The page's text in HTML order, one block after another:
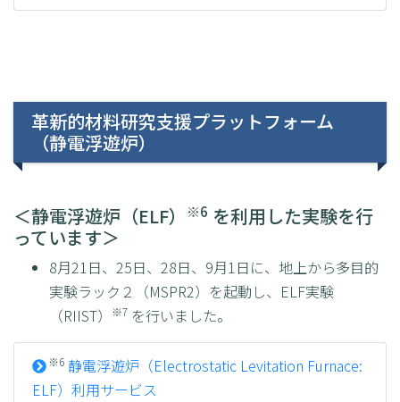
革新的材料研究支援プラットフォーム
（静電浮遊炉）
＜静電浮遊炉（ELF） ※6 を利用した実験を行
っています＞
8月21日、25日、28日、9月1日に、地上から多目的
実験ラック２（MSPR2）を起動し、ELF実験
（RIIST）
※7 を行いました。
※6 静電浮遊炉（Electrostatic Levitation Furnace:
ELF）利用サービス